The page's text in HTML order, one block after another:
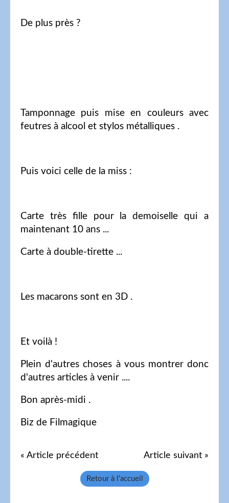
De plus près ?
Tamponnage puis mise en couleurs avec
feutres à alcool et stylos métalliques .
Puis voici celle de la miss :
Carte très fille pour la demoiselle qui a
maintenant 10 ans ...
Carte à double-tirette ...
Les macarons sont en 3D .
Et voilà !
Plein d'autres choses à vous montrer donc
d'autres articles à venir ....
Bon après-midi .
Biz de Filmagique
« Article précédent Article suivant »
Retour à l'accueil